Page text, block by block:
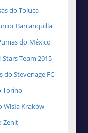
do Toluca
Barranquilla
do México
Team 2015
do Stevenage FC
Torino
Wisła Kraków
Zenit